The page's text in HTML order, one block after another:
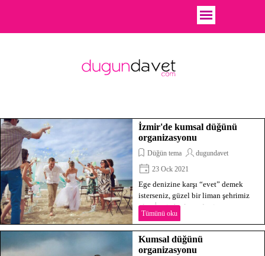
İzmir'de kumsal düğünü
organizasyonu
Düğün tema
dugundavet
23 Ock 2021
Ege denizine karşı “evet” demek
isterseniz, güzel bir liman şehrimiz
olan İzmir, bu konuda size sayısız
koy ve plajları ile bol alternatifler
sunuyor.
Tümünü oku
Kumsal düğünü
organizasyonu